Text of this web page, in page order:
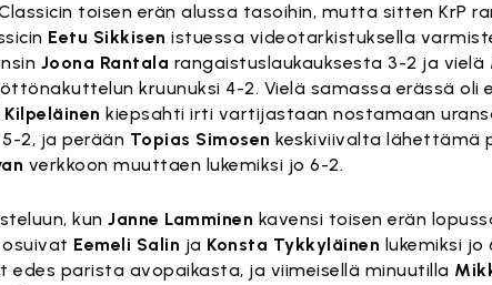
toisen erän alussa tasoihin, mutta sitten KrP
Eetu Sikkisen istuessa videotarkistuksella
Joona Rantala rangaistuslaukauksesta 3-2 ja vielä
kruunuksi 4-2. Vielä samassa erässä oli
kiepsahti irti vartijastaan nostamaan
2, ja perään Topias Simosen keskiviivalta lähettämä
verkkoon muuttaen lukemiksi jo 6-2.
kunJanne Lamminen kavensi toisen erän
Eemeli Salin ja Konsta Tykkyläinen lukemiksi jo
edes parista avopaikasta, ja viimeisellä minuutilla